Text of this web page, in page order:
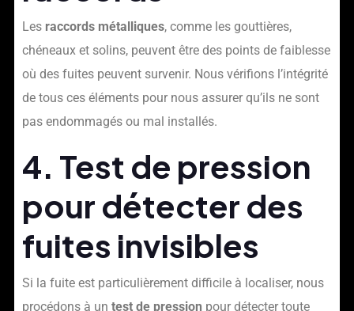
Les raccords métalliques, comme les gouttières,
chéneaux et solins, peuvent être des points de faiblesse
où des fuites peuvent survenir. Nous vérifions l’intégrité
de tous ces éléments pour nous assurer qu’ils ne sont
pas endommagés ou mal installés.
4. Test de pression
pour détecter des
fuites invisibles
Si la fuite est particulièrement difficile à localiser, nous
procédons à un test de pression pour détecter toute